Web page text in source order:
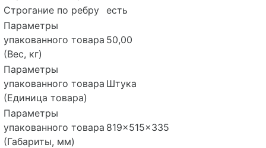
Строгание по ребру
есть
Параметры
упакованного товара
(Вес, кг)
50,00
Параметры
упакованного товара
(Единица товара)
Штука
Параметры
упакованного товара
(Габариты, мм)
819x515x335